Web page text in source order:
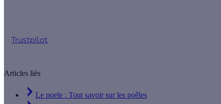
Trustpilot
Articles liés
Le poele : Tout savoir sur les poêles